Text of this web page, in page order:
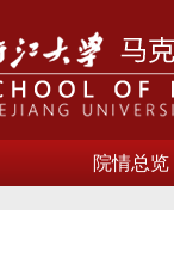
院情总览